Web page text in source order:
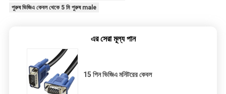
পুরুষ ভিজিএ কেবল থেকে 5 মি পুরুষ male
এর সেরা মূল্য পান
15 পিন ভিজিএ মনিটরের কেবল